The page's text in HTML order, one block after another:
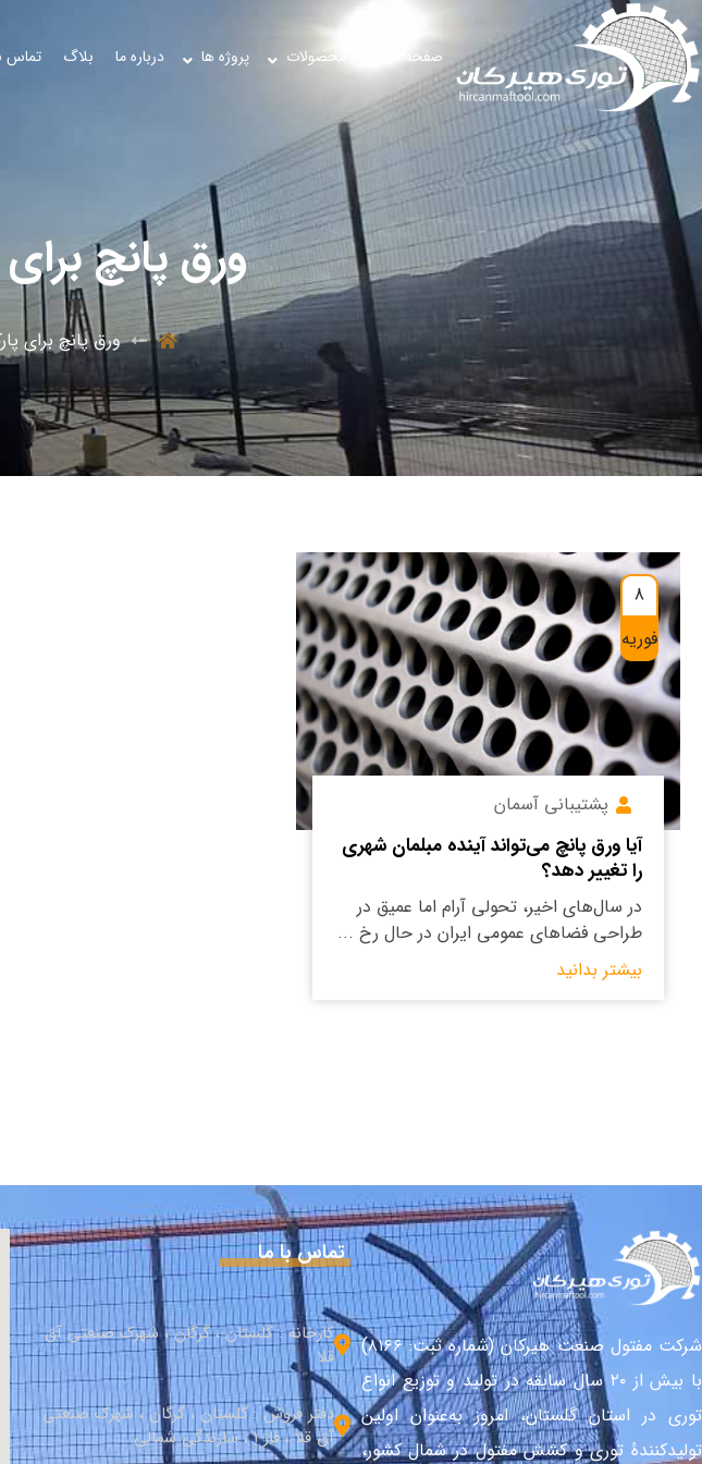
صفحه اصلی محصولات پروژه ها درباره ما بلاگ تماس
ورق پانچ
ورق پانچ برای
8
فوریه
پشتیبانی آسمان
آیا ورق پانچ می‌تواند آینده مبلمان شهری
را تغییر دهد؟
در سال‌های اخیر، تحولی آرام اما عمیق در
طراحی فضاهای عمومی ایران در حال رخ ...
بیشتر بدانید
شرکت مفتول صنعت هیرکان (شماره ثبت: ۸۱۶۶)
با بیش از ۲۰ سال سابقه در تولید و توزیع انواع
توری در استان گلستان، امروز به‌عنوان اولین
تولیدکنندهٔ توری و کشش مفتول در شمال کشور،
تماس با ما
کارخانه : گلستان ، گرگان ، شهرک صنعتی آق
قلا
دفتر فروش : گلستان ، گرگان ، شهرک صنعتی
آق قلا ، فاز 1 ، سازندگی شمالی